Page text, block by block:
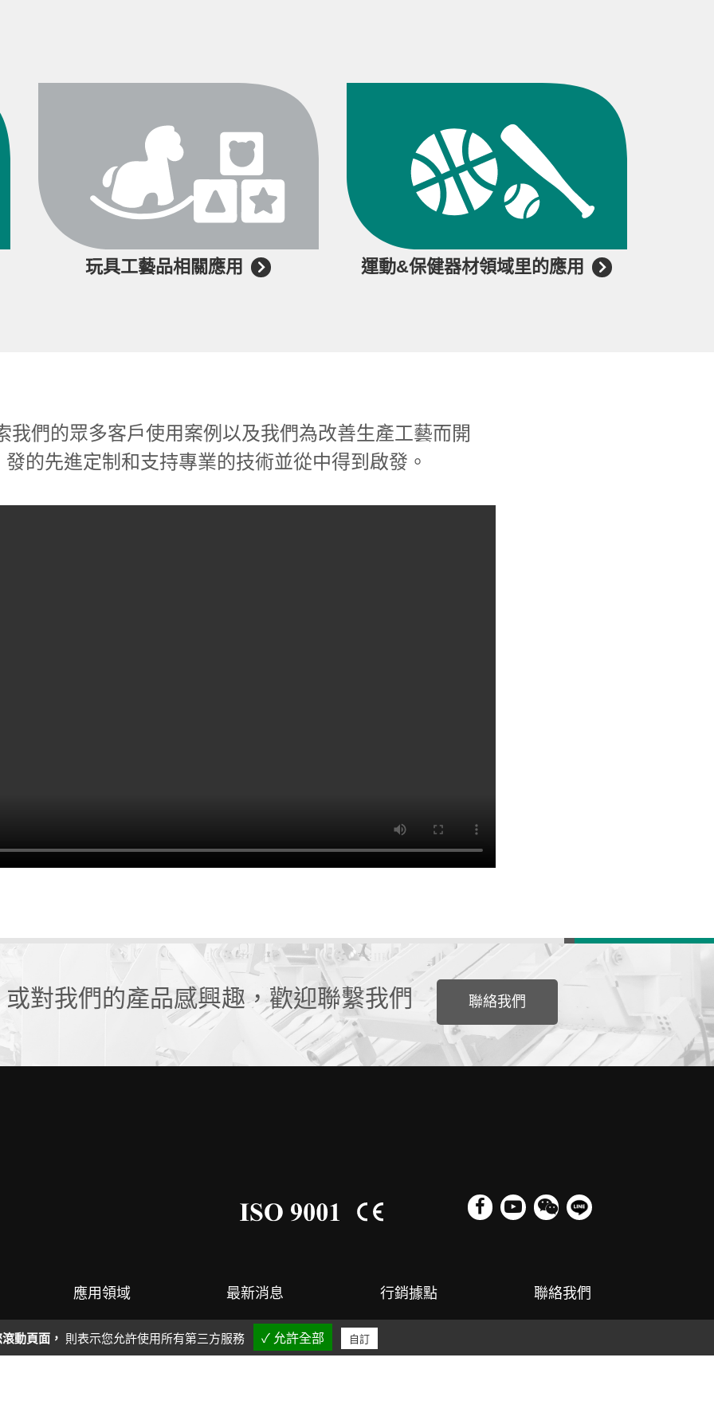
玩具工藝品相關應用 運動&保健器材領域里的應用
發的先進定制和支持專業的技術並從中得到啟發。
對我們的產品感興趣，歡迎聯繫我們 聯絡我們
5號 | 電話：+886-4-26302377 | 傳真：+886-4-26302381 | E-mail：kg@gnosis.com.tw
Polaris|PRM-TAIWAN
動頁面， 則表示您允許使用所有第三方服務 ✓ 允許全部 自訂